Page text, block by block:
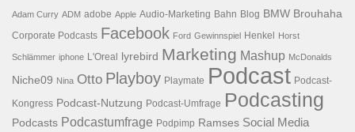
Adam Curry ADM adobe Apple Audio-Marketing Bahn Blog BMW Brouhaha
Corporate Podcasts Facebook Ford Gewinnspiel Henkel Horst
Schlämmer iphone L'Oreal lyrebird Marketing Mashup McDonalds
Niche09 Nina Otto Playboy Playmate Podcast Podcast-
Kongress Podcast-Nutzung Podcast-Umfrage Podcasting
Podcasts Podcastumfrage Podpimp Ramses Social Media